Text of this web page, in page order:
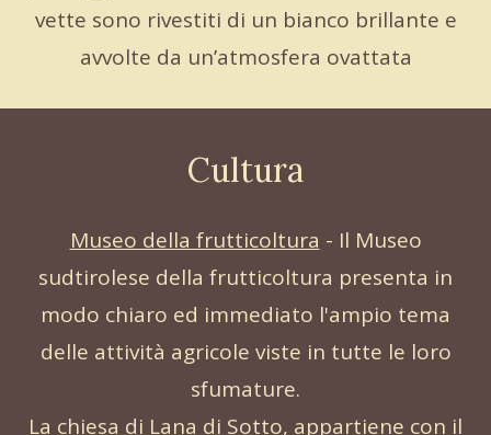
vette sono rivestiti di un bianco brillante e
avvolte da un’atmosfera ovattata
Cultura
Museo della frutticoltura - Il Museo
sudtirolese della frutticoltura presenta in
modo chiaro ed immediato l'ampio tema
delle attività agricole viste in tutte le loro
sfumature.
La chiesa di Lana di Sotto, appartiene con il